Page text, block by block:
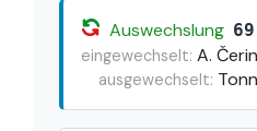
Auswechslung
eingewechselt: A. Čerin
ausgewechselt: